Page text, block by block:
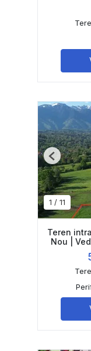
1 / 11
Previous
Teren
Nou |